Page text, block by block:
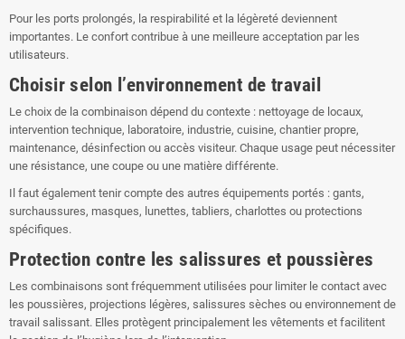
Pour les ports prolongés, la respirabilité et la légèreté deviennent
importantes. Le confort contribue à une meilleure acceptation par les
utilisateurs.
Choisir selon l’environnement de travail
Le choix de la combinaison dépend du contexte : nettoyage de locaux,
intervention technique, laboratoire, industrie, cuisine, chantier propre,
maintenance, désinfection ou accès visiteur. Chaque usage peut nécessiter
une résistance, une coupe ou une matière différente.
Il faut également tenir compte des autres équipements portés : gants,
surchaussures, masques, lunettes, tabliers, charlottes ou protections
spécifiques.
Protection contre les salissures et poussières
Les combinaisons sont fréquemment utilisées pour limiter le contact avec
les poussières, projections légères, salissures sèches ou environnement de
travail salissant. Elles protègent principalement les vêtements et facilitent